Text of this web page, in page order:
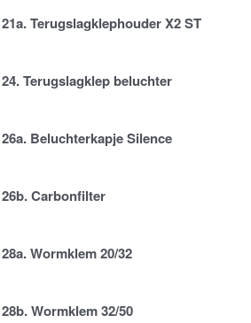
21a. Terugslagklephouder X2 ST
24. Terugslagklep beluchter
26a. Beluchterkapje Silence
26b. Carbonfilter
28a. Wormklem 20/32
28b. Wormklem 32/50